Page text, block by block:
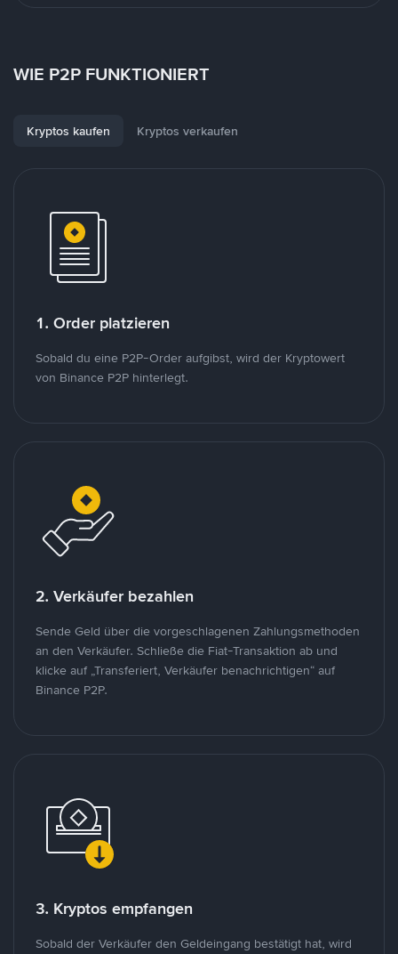
WIE P2P FUNKTIONIERT
Kryptos kaufen Kryptos verkaufen
1. Order platzieren
Sobald du eine P2P-Order aufgibst, wird der Kryptowert
von Binance P2P hinterlegt.
2. Verkäufer bezahlen
Sende Geld über die vorgeschlagenen Zahlungsmethoden
an den Verkäufer. Schließe die Fiat-Transaktion ab und
klicke auf „Transferiert, Verkäufer benachrichtigen“ auf
Binance P2P.
3. Kryptos empfangen
Sobald der Verkäufer den Geldeingang bestätigt hat, wird